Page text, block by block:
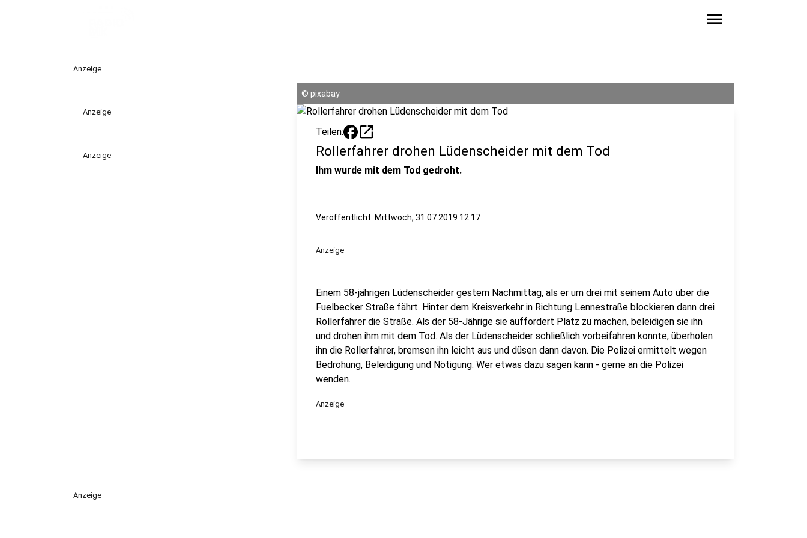
menu
Anzeige
Anzeige
Anzeige
© pixabay
Teilen: open_in_new
Rollerfahrer drohen Lüdenscheider mit dem Tod
Ihm wurde mit dem Tod gedroht.
Veröffentlicht: Mittwoch, 31.07.2019 12:17
Anzeige
Einem 58-jährigen Lüdenscheider gestern Nachmittag, als er um drei mit seinem Auto über die
Fuelbecker Straße fährt. Hinter dem Kreisverkehr in Richtung Lennestraße blockieren dann drei
Rollerfahrer die Straße. Als der 58-Jährige sie auffordert Platz zu machen, beleidigen sie ihn
und drohen ihm mit dem Tod. Als der Lüdenscheider schließlich vorbeifahren konnte, überholen
ihn die Rollerfahrer, bremsen ihn leicht aus und düsen dann davon. Die Polizei ermittelt wegen
Bedrohung, Beleidigung und Nötigung. Wer etwas dazu sagen kann - gerne an die Polizei
wenden.
Anzeige
Anzeige